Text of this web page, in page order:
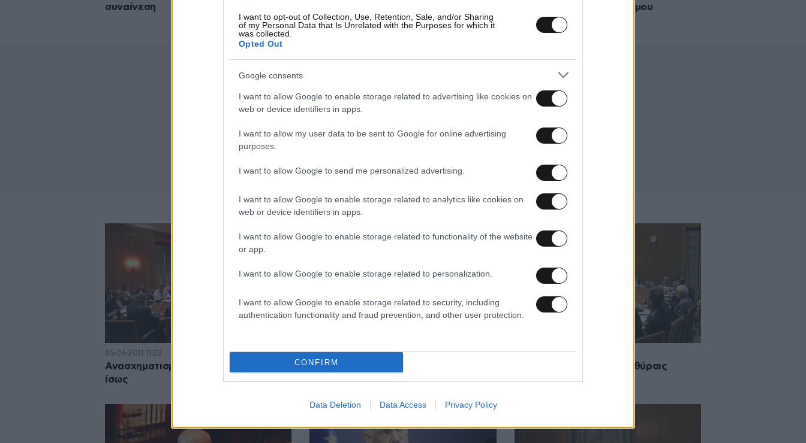
I want to opt-out of Collection, Use, Retention, Sale, and/or Sharing
of my Personal Data that Is Unrelated with the Purposes for which it
was collected.
Opted Out
Google consents
I want to allow Google to enable storage related to advertising like cookies on
web or device identifiers in apps.
I want to allow my user data to be sent to Google for online advertising
purposes.
I want to allow Google to send me personalized advertising.
I want to allow Google to enable storage related to analytics like cookies on
web or device identifiers in apps.
I want to allow Google to enable storage related to functionality of the website
or app.
I want to allow Google to enable storage related to personalization.
I want to allow Google to enable storage related to security, including
authentication functionality and fraud prevention, and other user protection.
CONFIRM
Data Deletion Data Access Privacy Policy
συναίνεση
ψήφιση του μεσοπρόθεσμου
05·06·2011 11:32
Ανασχηματισμός ναι, δημοψήφισμα
ίσως
04·06·2011 11:46
Ανασχηματισμό φέρνει το νέο δάνειο
31·05·2011 14:59
Και ανασχηματισμός επί θύραις